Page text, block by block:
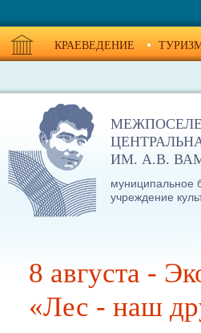
КРАЕВЕДЕНИЕ
ИМ. А.В.
муниципальное
учреждение
8 августа -
«Лес - наш